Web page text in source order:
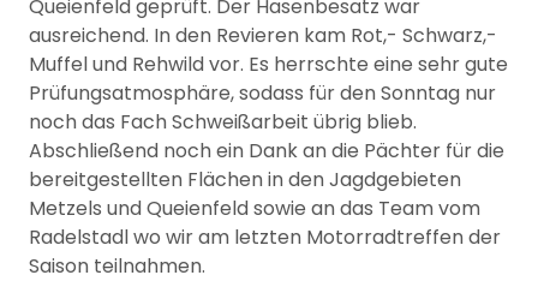
Queienfeld geprüft. Der Hasenbesatz war
ausreichend. In den Revieren kam Rot,- Schwarz,-
Muffel und Rehwild vor. Es herrschte eine sehr gute
Prüfungsatmosphäre, sodass für den Sonntag nur
noch das Fach Schweißarbeit übrig blieb.
Abschließend noch ein Dank an die Pächter für die
bereitgestellten Flächen in den Jagdgebieten
Metzels und Queienfeld sowie an das Team vom
Radelstadl wo wir am letzten Motorradtreffen der
Saison teilnahmen.